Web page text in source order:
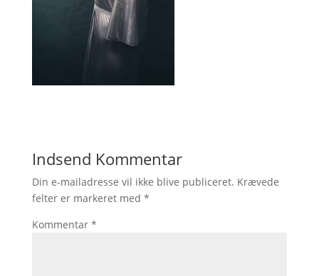
Indsend Kommentar
Din e-mailadresse vil ikke blive publiceret. Krævede
felter er markeret med *
Kommentar *